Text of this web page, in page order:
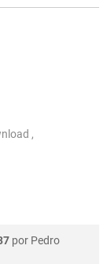
,
por Pedro